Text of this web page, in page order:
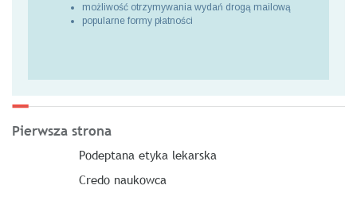
możliwość otrzymywania wydań drogą mailową
popularne formy płatności
Pierwsza strona
Podeptana etyka lekarska
Credo naukowca